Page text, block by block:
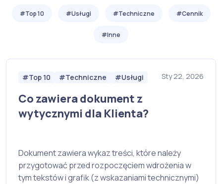
#Top 10 #Usługi #Techniczne #Cennik
#Inne
#Top 10 #Techniczne #Usługi Sty 22, 2026
Co zawiera dokument z
wytycznymi dla Klienta?
Dokument zawiera wykaz treści, które należy
przygotować przed rozpoczęciem wdrożenia w
tym tekstów i grafik (z wskazaniami technicznymi)